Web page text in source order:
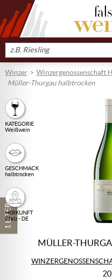
Produkt
suchen
Winzer
Winzergenossenschaft
Müller-Thurgau halbtrocken
1 LITER
KATEGORIE
Weißwein
GESCHMACK
halbtrocken
HERKUNFT
Pfalz - DE
MÜLLER-